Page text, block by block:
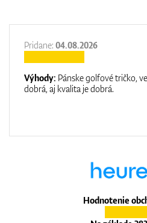
Hodnotenie
Pridane: 04.08.2026
Výhody: Pánske golfové tričko,
dobrá, aj kvalita je dobrá.